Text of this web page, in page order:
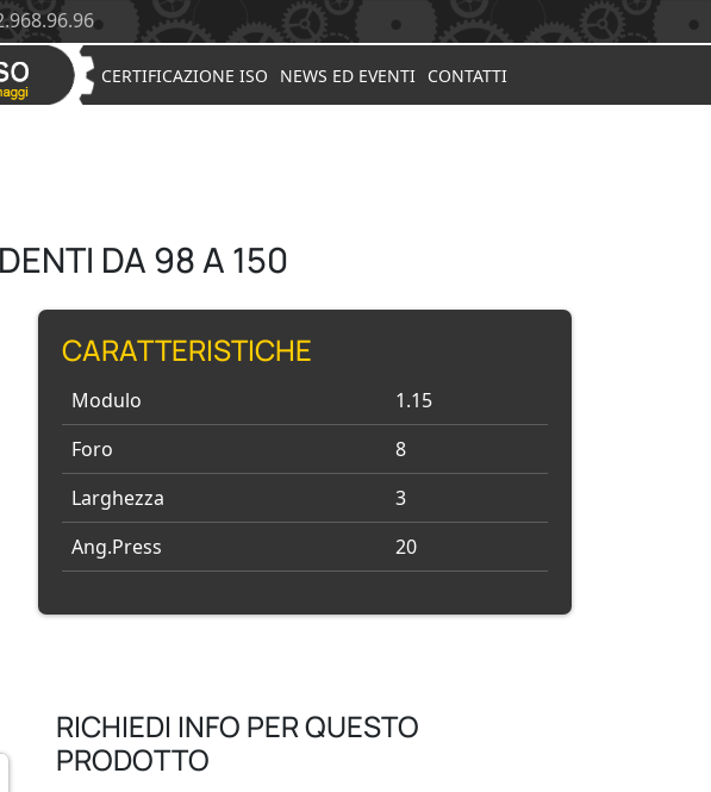
CERTIFICAZIONE ISO NEWS ED EVENTI CONTATTI
DA 98 A 150
CARATTERISTICHE
Modulo
1.15
Foro
8
Larghezza
3
Ang.Press
20
RICHIEDI INFO PER QUESTO
PRODOTTO